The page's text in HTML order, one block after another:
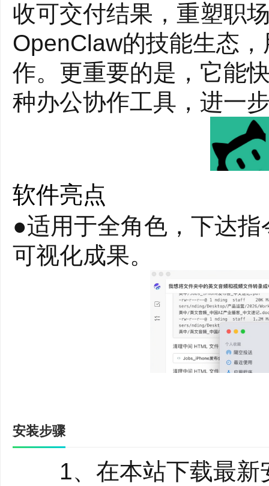
收可交付结果，重塑职
OpenClaw的技能生态
作。更重要的是，它能
种办公协作工具，进一
软件亮点
●适用于全角色，下达
可视化成果。
安装步骤
1、在本站下载最新